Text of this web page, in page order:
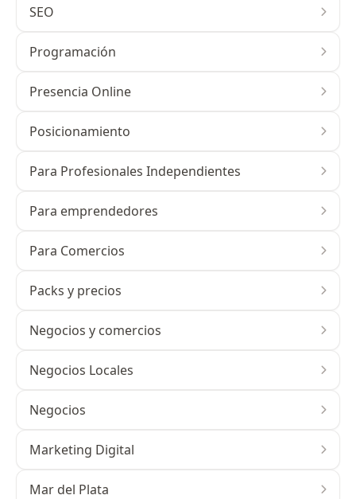
SEO
Programación
Presencia Online
Posicionamiento
Para Profesionales Independientes
Para emprendedores
Para Comercios
Packs y precios
Negocios y comercios
Negocios Locales
Negocios
Marketing Digital
Mar del Plata